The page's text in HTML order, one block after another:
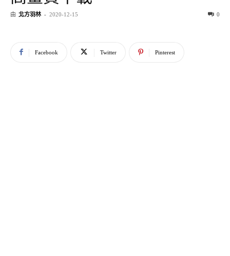
由 北方羽林 - 2020-12-15 0
Facebook Twitter Pinterest